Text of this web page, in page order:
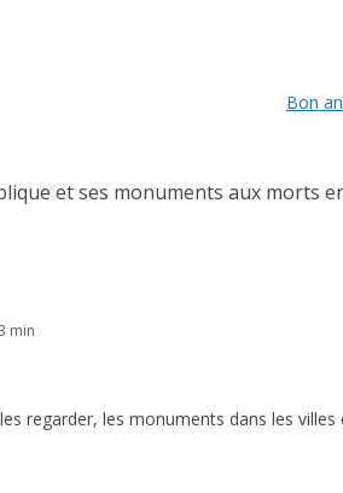
Bon
et ses monuments aux morts
min
regarder, les monuments dans les